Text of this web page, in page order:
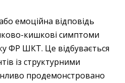
емоційна відповідь
кишкові симптоми
ФР ШКТ. Це відбувається
із структурними
продемонстровано